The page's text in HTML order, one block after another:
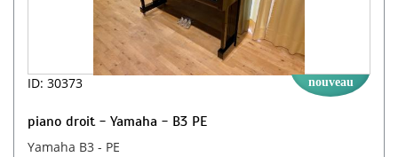
ID: 30373 nouveau
piano droit - Yamaha - B3 PE
Yamaha B3 - PE